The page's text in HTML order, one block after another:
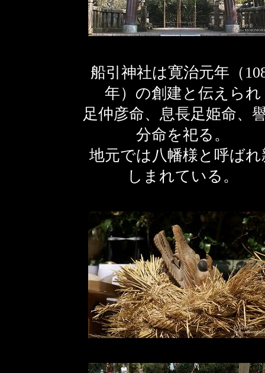
船引神社は寛治元年（
年）の創建と伝えられ
足仲彦命、息長足姫命、
分命を祀る。
地元では八幡様と呼ばれ
しまれている。